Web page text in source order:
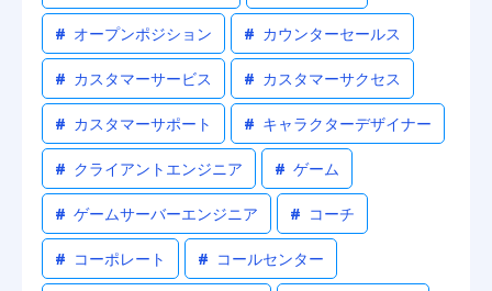
# オープンポジション # カウンターセールス
# カスタマーサービス # カスタマーサクセス
# カスタマーサポート # キャラクターデザイナー
# クライアントエンジニア # ゲーム
# ゲームサーバーエンジニア # コーチ
# コーポレート # コールセンター